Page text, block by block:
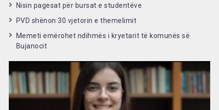
Nisin pagesat për bursat e studentëve
PVD shënon 30 vjetorin e themelimit
Memeti emërohet ndihmës i kryetarit të komunës së
Bujanocit